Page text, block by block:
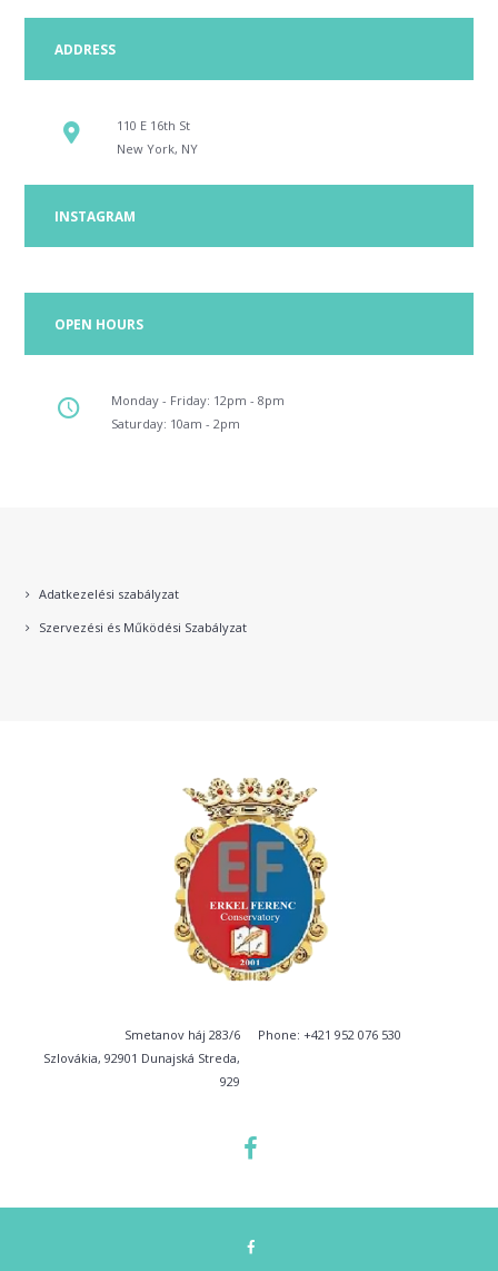
ADDRESS
110 E 16th St
New York, NY
INSTAGRAM
OPEN HOURS
Monday - Friday: 12pm - 8pm
Saturday: 10am - 2pm
Adatkezelési szabályzat
Szervezési és Működési Szabályzat
Phone: +421 952 076 530
Smetanov háj 283/6
Szlovákia, 92901 Dunajská Streda,
929